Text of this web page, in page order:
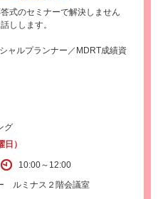
式のセミナーで解決しません
しします。
ルプランナー／MDRT成績資
グ
）
10:00～12:00
ルミナス２階会議室